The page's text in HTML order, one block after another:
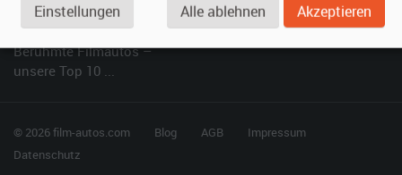
SPECIAL
Berühmte Filmautos –
unsere Top 10 ...
© 2026 film-autos.com Blog AGB
Impressum
Datenschutz
Einstellungen Alle ablehnen Akzeptieren